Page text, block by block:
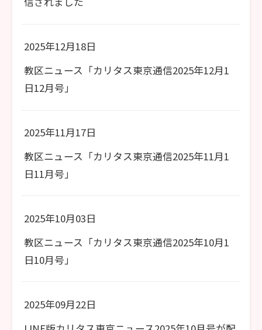
2025年12月18日
教区ニュース「カリタス東京通信2025年12月1
日12月号」
2025年11月17日
教区ニュース「カリタス東京通信2025年11月1
日11月号」
2025年10月03日
教区ニュース「カリタス東京通信2025年10月1
日10月号」
2025年09月22日